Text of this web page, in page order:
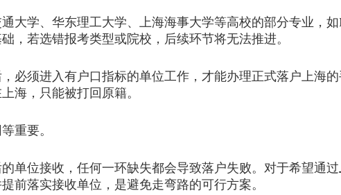
学、华东理工大学、上海海事大学等高校的部分专业，
，若选错报考类型或院校，后续环节将无法推进。
须进入有户口指标的单位工作，才能办理正式落户上海
海，只能被打回原籍。
重要。
位接收，任何一环缺失都会导致落户失败。对于希望通过
前落实接收单位，是避免走弯路的可行方案。